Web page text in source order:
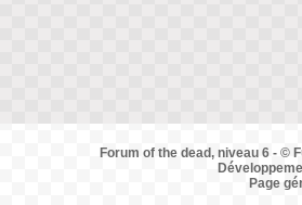
Forum of the dead, niveau 6 - ©
Page